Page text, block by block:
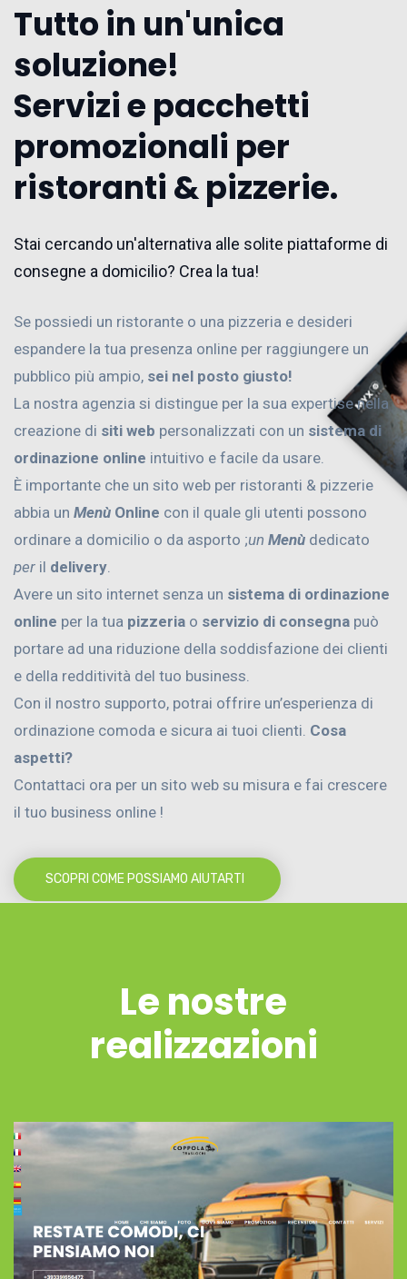
Tutto in un'unica
soluzione!
Servizi e pacchetti
promozionali per
ristoranti & pizzerie.
Stai cercando un'alternativa alle solite piattaforme di
consegne a domicilio? Crea la tua!
Se possiedi un ristorante o una pizzeria e desideri
espandere la tua presenza online per raggiungere un
pubblico più ampio, sei nel posto giusto!
La nostra agenzia si distingue per la sua expertise nella
creazione di siti web personalizzati con un sistema di
ordinazione online intuitivo e facile da usare.
È importante che un sito web per ristoranti & pizzerie
abbia un Menù Online con il quale gli utenti possono
ordinare a domicilio o da asporto ;un Menù dedicato
per il delivery
Avere un sito internet senza un sistema di ordinazione
online per la tua pizzeria o servizio di consegna può
portare ad una riduzione della soddisfazione dei clienti
e della redditività del tuo business.
Con il nostro supporto, potrai offrire un’esperienza di
ordinazione comoda e sicura ai tuoi clienti. Cosa
aspetti?
Contattaci ora per un sito web su misura e fai crescere
il tuo business online !
SCOPRI COME POSSIAMO AIUTARTI
Le nostre
realizzazioni